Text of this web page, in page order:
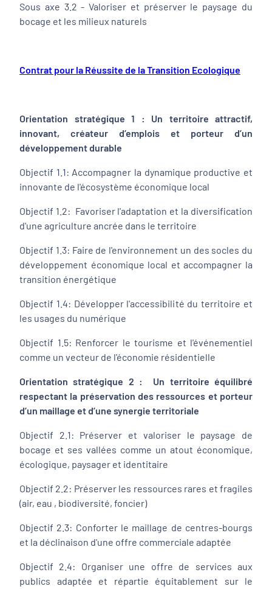
Sous axe 3.2 - Valoriser et préserver le paysage du
bocage et les milieux naturels
Contrat pour la Réussite de la Transition Ecologique
Orientation stratégique 1 : Un territoire attractif,
innovant, créateur d’emplois et porteur d’un
développement durable
Objectif 1.1: Accompagner la dynamique productive et
innovante de l'écosystème économique local
Objectif 1.2: Favoriser l'adaptation et la diversification
d'une agriculture ancrée dans le territoire
Objectif 1.3: Faire de l'environnement un des socles du
développement économique local et accompagner la
transition énergétique
Objectif 1.4: Développer l'accessibilité du territoire et
les usages du numérique
Objectif 1.5: Renforcer le tourisme et l'événementiel
comme un vecteur de l'économie résidentielle
Orientation stratégique 2 : Un territoire équilibré
respectant la préservation des ressources et porteur
d’un maillage et d’une synergie territoriale
Objectif 2.1: Préserver et valoriser le paysage de
bocage et ses vallées comme un atout économique,
écologique, paysager et identitaire
Objectif 2.2: Préserver les ressources rares et fragiles
(air, eau , biodiversité, foncier)
Objectif 2.3: Conforter le maillage de centres-bourgs
et la déclinaison d'une offre commerciale adaptée
Objectif 2.4: Organiser une offre de services aux
publics adaptée et répartie équitablement sur le